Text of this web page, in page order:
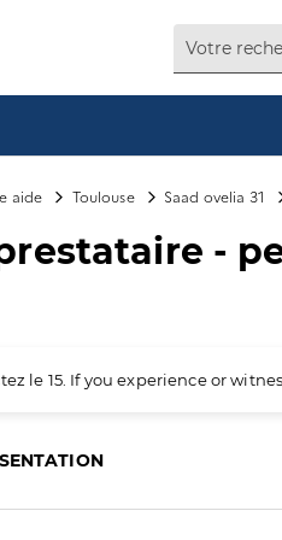
aide Toulouse Saad ovelia 31
-
le 15. If you experience or